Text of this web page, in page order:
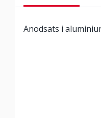
Anodsats i